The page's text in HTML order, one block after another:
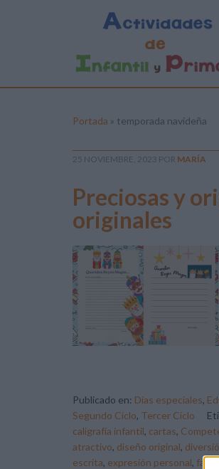
Portada » temporada navideña
25 NOVIEMBRE, 2023 POR MARÍA
Preciosas y
originales
Publicado en: Días especiales,
Segundo Ciclo, Tercer Ciclo
caligrafía infantil, cartas,
atractivo, diseño original,
escrita, expresión personal, familia